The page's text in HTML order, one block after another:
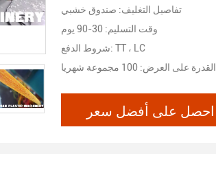
تفاصيل التغليف: صندوق خشبي
وقت التسليم: 30-90 يوم
شروط الدفع: TT ، LC
القدرة على العرض: 100 مجموعة شهريا
احصل على أفضل سعر